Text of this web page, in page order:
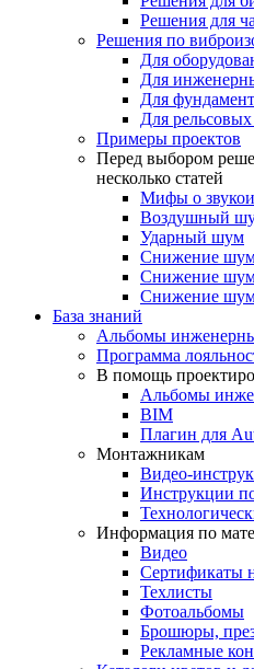
Решения для
Решения по
Для
Для
Для
Для
Примеры проектов
Перед выбором
несколько статей
Мифы о
Воздушный
Ударный шум
Снижение
Снижение
Снижение
База знаний
Альбомы
Программа
В помощь
Альбомы
BIM
Плагин для
Монтажникам
Видео-
Инструкции
Информация по
Видео
Сертификаты
Техлисты
Фотоальбомы
Брошюры,
Рекламные